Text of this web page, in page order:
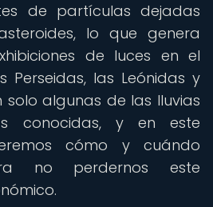
de partículas dejadas
lo que genera
de luces en el
Perseidas, las Leónidas y
solo algunas de las lluvias
conocidas, y en este
cómo y cuándo
no perdernos este